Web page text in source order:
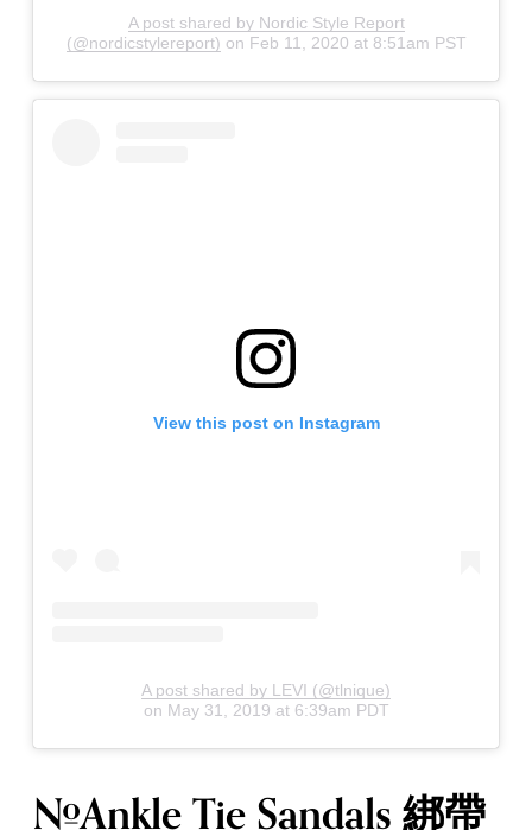
A post shared by Nordic Style Report
(@nordicstylereport) on Feb 11, 2020 at 8:51am PST
View this post on Instagram
A post shared by LEVI (@tlnique)
on May 31, 2019 at 6:39am PDT
#Ankle Tie Sandals 綁帶